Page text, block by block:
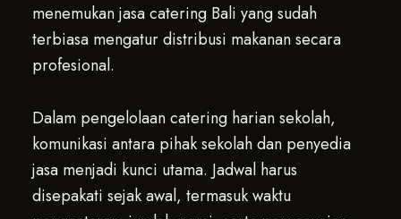
menemukan jasa catering Bali yang sudah
terbiasa mengatur distribusi makanan secara
profesional.
Dalam pengelolaan catering harian sekolah,
komunikasi antara pihak sekolah dan penyedia
jasa menjadi kunci utama. Jadwal harus
disepakati sejak awal, termasuk waktu